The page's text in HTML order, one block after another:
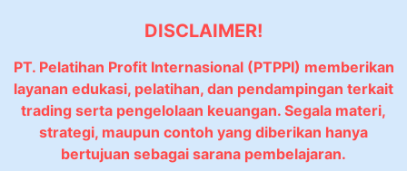
DISCLAIMER!
PT. Pelatihan Profit Internasional (PTPPI) memberikan
layanan edukasi, pelatihan, dan pendampingan terkait
trading serta pengelolaan keuangan. Segala materi,
strategi, maupun contoh yang diberikan hanya
bertujuan sebagai sarana pembelajaran.